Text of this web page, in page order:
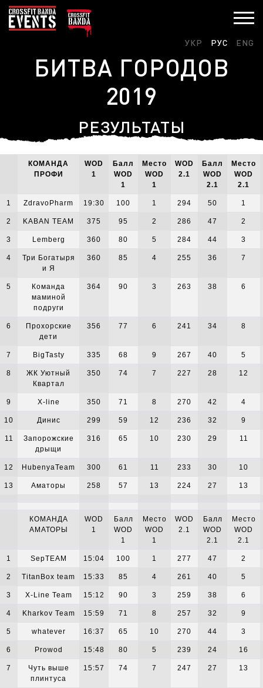
УКР РУС ENG
БИТВА ГОРОДОВ
2019
РЕЗУЛЬТАТЫ
КОМАНДА
ПРОФИ
WOD
1
Балл
WOD
1
Место
WOD
1
WOD
2.1
Балл
WOD
2.1
Место
WOD
2.1
1 ZdravoPharm 19:30 100 1 294 50 1
2 KABAN TEAM 375 95 2 286 47 2
3 Lemberg 360 80 5 284 44 3
4
Три Богатыря
и Я
360 85 4 255 36 7
5
Команда
маминой
подруги
364 90 3 263 38 6
6
Прохорские
дети
356 77 6 241 34 8
7 BigTasty 335 68 9 267 40 5
8
ЖК Уютный
Квартал
350 74 7 227 28 12
9 X-line 350 71 8 270 42 4
10 Динис 299 59 12 236 32 9
11
Запорожские
дрыщи
316 65 10 230 29 11
12 HubenyaTeam 300 61 11 233 30 10
13 Аматоры 258 57 13 224 27 13
КОМАНДА
АМАТОРЫ
WOD
1
Балл
WOD
1
Место
WOD
1
WOD
2.1
Балл
WOD
2.1
Место
WOD
2.1
1 SepTEAM 15:04 100 1 277 47 2
2 TitanBox team 15:33 85 4 261 40 5
3 X-Line Team 15:12 90 3 259 38 6
4 Kharkov Team 15:59 71 8 257 32 9
5 whatever 16:37 65 10 270 44 3
6 Prowod 15:48 80 5 239 24 16
7
Чуть выше
плинтуса
15:57 74 7 247 27 13